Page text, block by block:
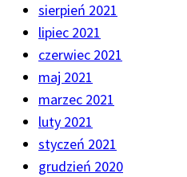
sierpień 2021
lipiec 2021
czerwiec 2021
maj 2021
marzec 2021
luty 2021
styczeń 2021
grudzień 2020